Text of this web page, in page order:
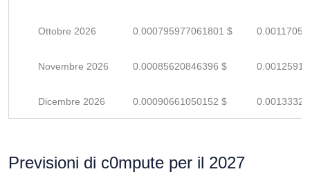
Ottobre 2026 0.000795977061801 $
Novembre 2026 0.00085620846396 $
Dicembre 2026 0.00090661050152 $
Previsioni di c0mpute per il 2027